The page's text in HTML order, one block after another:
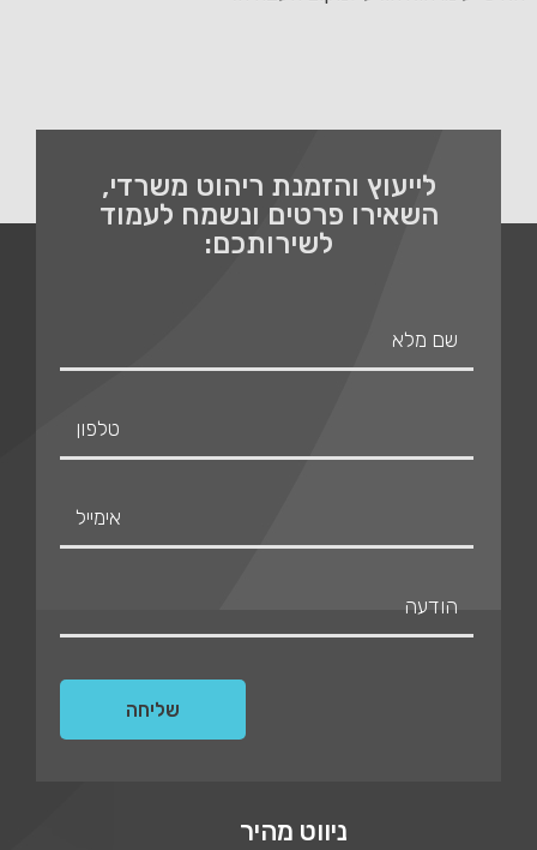
לייעוץ והזמנת ריהוט משרדי,
השאירו פרטים ונשמח לעמוד
לשירותכם:
ניווט מהיר